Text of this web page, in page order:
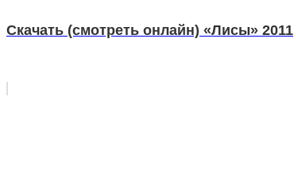
Скачать (смотреть онлайн) «Лисы» 2011